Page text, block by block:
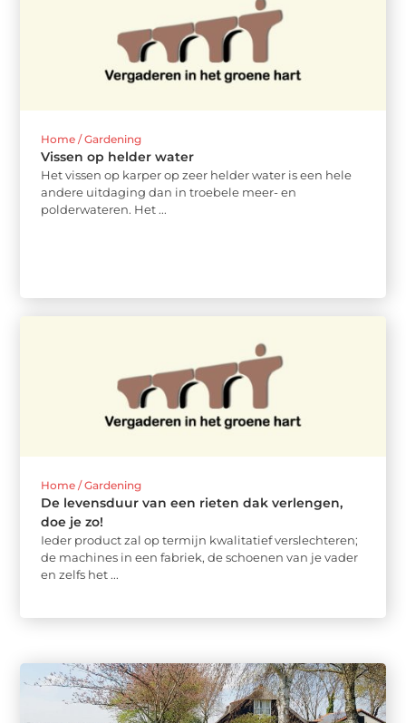
Home / Gardening
Vissen op helder water
Het vissen op karper op zeer helder water is een hele
andere uitdaging dan in troebele meer- en
polderwateren. Het ...
Home / Gardening
De levensduur van een rieten dak verlengen,
doe je zo!
Ieder product zal op termijn kwalitatief verslechteren;
de machines in een fabriek, de schoenen van je vader
en zelfs het ...